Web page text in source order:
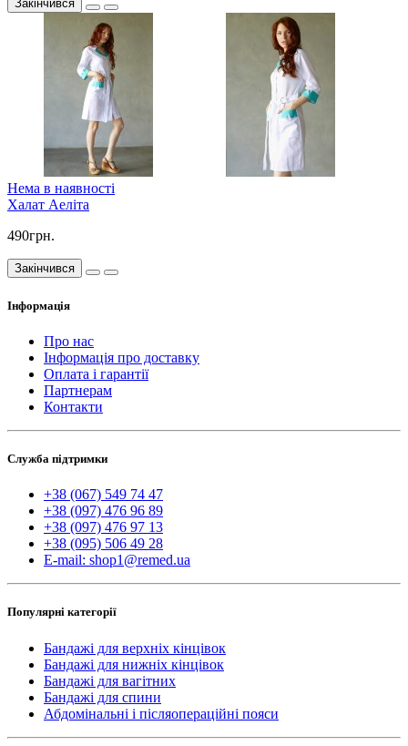
Закінчився
Нема в наявності
Халат Аеліта
490грн.
Закінчився
Інформація
Про нас
Інформація про доставку
Оплата і гарантії
Партнерам
Контакти
Служба підтримки
+38 (067) 549 74 47
+38 (097) 476 96 89
+38 (097) 476 97 13
+38 (095) 506 49 28
E-mail: shop1@remed.ua
Популярні категорії
Бандажі для верхніх кінцівок
Бандажі для нижніх кінцівок
Бандажі для вагітних
Бандажі для спини
Абдомінальні і післяопераційні пояси